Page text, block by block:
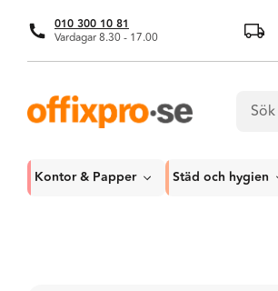
010 300 10 81
Vardagar 8.30 - 17.00
Kontor & Papper Städ och hygien